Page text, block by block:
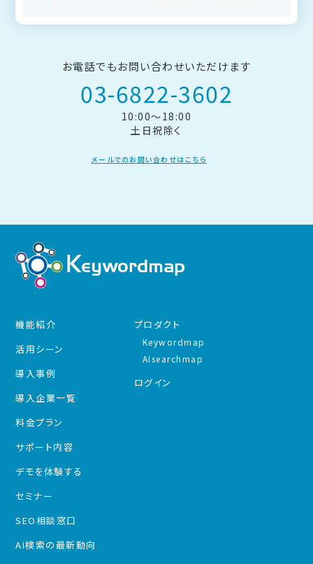
お電話でもお問い合わせいただけます
03-6822-3602
10:00～18:00
土日祝除く
メールでのお問い合わせはこちら
機能紹介
活用シーン
導入事例
導入企業一覧
料金プラン
サポート内容
デモを体験する
セミナー
SEO相談窓口
AI検索の最新動向
プロダクト
Keywordmap
AIsearchmap
ログイン